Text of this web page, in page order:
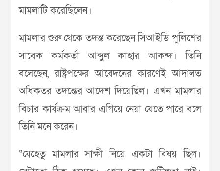
মামলাটি করেছিলেন।
মামলার শুরু থেকে তদন্ত করেছেন সিআইডি পুলিশের
সাবেক কর্মকর্তা আব্দুল কাহার আকন্দ। তিনি
বলেছেন, রাষ্ট্রপক্ষের আবেদনের কারণেই আদালত
অধিকতর তদন্তের আদেশ দিয়েছিল। এখন মামলার
বিচার কার্যক্রম আবার এগিয়ে নেয়া যেতে পারে বলে
তিনি মনে করেন।
“যেহেতু মামলার সাক্ষী নিয়ে একটা বিষয় ছিল।